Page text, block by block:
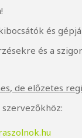
és
és a
de előzetes